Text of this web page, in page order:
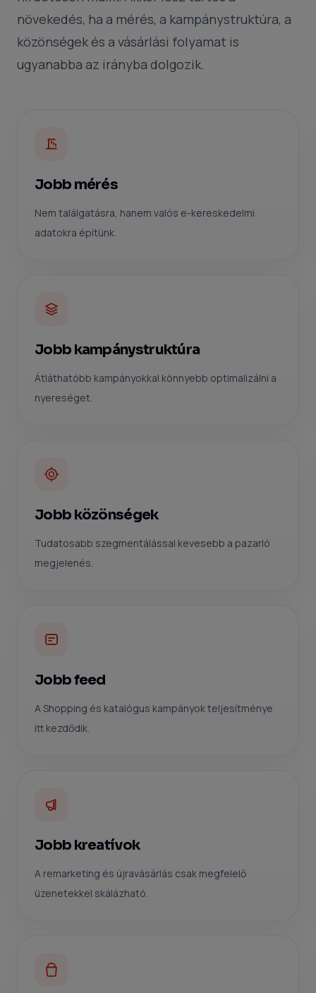
növekedés, ha a mérés, a kampánystruktúra, a
közönségek és a vásárlási folyamat is
ugyanabba az irányba dolgozik.
Jobb mérés
Nem találgatásra, hanem valós e-kereskedelmi
adatokra építünk.
Jobb kampánystruktúra
Átláthatóbb kampányokkal könnyebb optimalizálni a
nyereséget.
Jobb közönségek
Tudatosabb szegmentálással kevesebb a pazarló
megjelenés.
Jobb feed
A Shopping és katalógus kampányok teljesítménye
itt kezdődik.
Jobb kreatívok
A remarketing és újravásárlás csak megfelelő
üzenetekkel skálázható.